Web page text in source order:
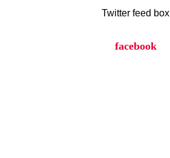
Twitter feed box
facebook